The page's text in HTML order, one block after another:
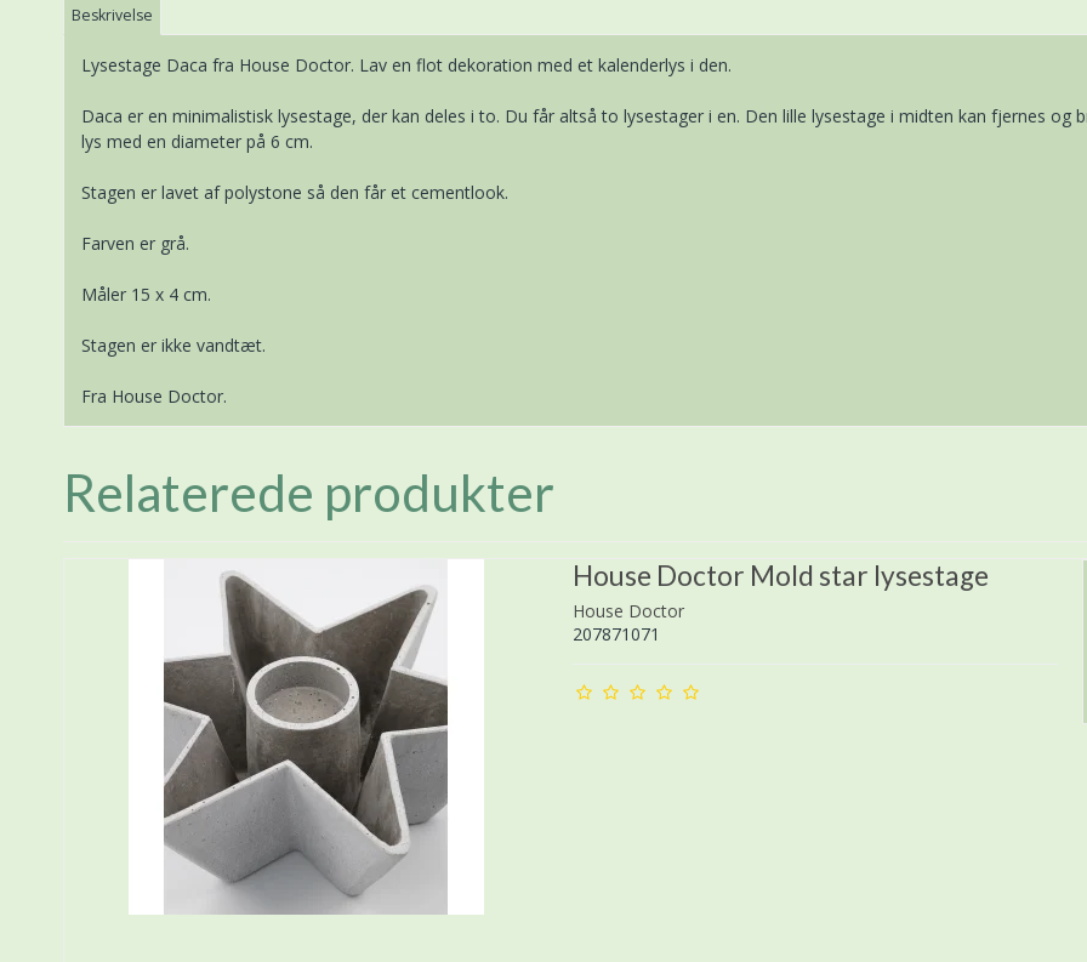
Beskrivelse
Lysestage Daca fra House Doctor. Lav en flot dekoration med et kalenderlys i den.
Daca er en minimalistisk lysestage, der kan deles i to. Du får altså to lysestager i en. Den lille lysestage i midten kan fjernes
lys med en diameter på 6 cm.
Stagen er lavet af polystone så den får et cementlook.
Farven er grå.
Måler 15 x 4 cm.
Stagen er ikke vandtæt.
Fra House Doctor.
Relaterede produkter
House Doctor Mold star lysestage
House Doctor
207871071